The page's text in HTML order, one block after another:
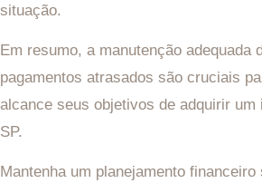
situação.
Em resumo, a manutenção adequada
pagamentos atrasados são cruciais
alcance seus objetivos de adquirir um
SP.
Mantenha um planejamento